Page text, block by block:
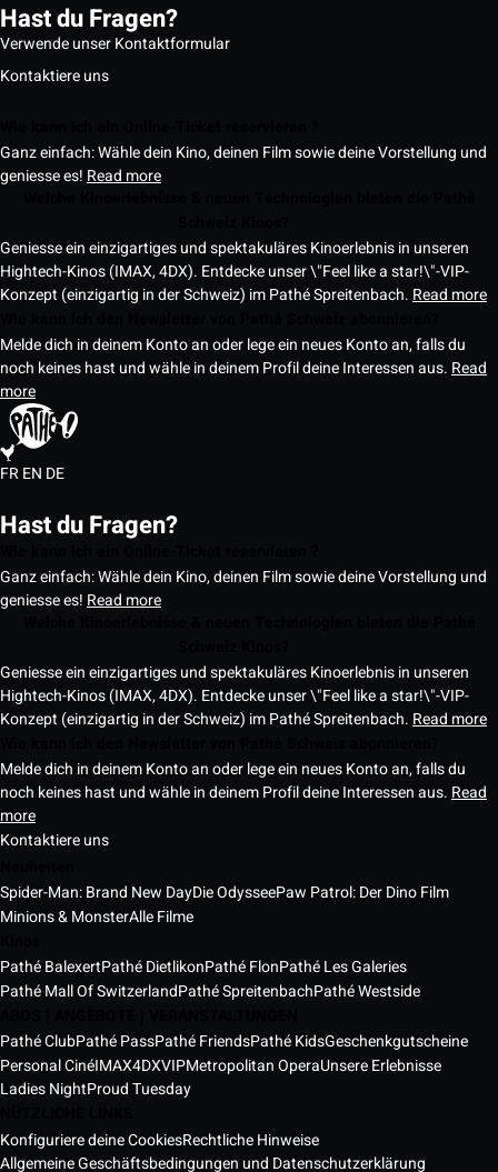
Hast du Fragen?
Verwende unser Kontaktformular
Kontaktiere uns
Ganz einfach: Wähle dein Kino, deinen Film sowie deine Vorstellung und
geniesse es! Read more
Geniesse ein einzigartiges und spektakuläres Kinoerlebnis in unseren
Hightech-Kinos (IMAX, 4DX). Entdecke unser \"Feel like a star!\"-VIP-
Konzept (einzigartig in der Schweiz) im Pathé Spreitenbach. Read more
Melde dich in deinem Konto an oder lege ein neues Konto an, falls du
noch keines hast und wähle in deinem Profil deine Interessen aus. Read
more
FREN DE
Hast du Fragen?
Ganz einfach: Wähle dein Kino, deinen Film sowie deine Vorstellung und
geniesse es! Read more
Geniesse ein einzigartiges und spektakuläres Kinoerlebnis in unseren
Hightech-Kinos (IMAX, 4DX). Entdecke unser \"Feel like a star!\"-VIP-
Konzept (einzigartig in der Schweiz) im Pathé Spreitenbach. Read more
Melde dich in deinem Konto an oder lege ein neues Konto an, falls du
noch keines hast und wähle in deinem Profil deine Interessen aus. Read
more
Kontaktiere uns
Spider-Man: Brand New DayDie OdysseePaw Patrol: Der Dino Film
Minions & MonsterAlle Filme
Pathé BalexertPathé DietlikonPathé FlonPathé Les Galeries
Pathé Mall Of SwitzerlandPathé SpreitenbachPathé Westside
Pathé ClubPathé PassPathé FriendsPathé KidsGeschenkgutscheine
Personal CinéIMAX4DXVIPMetropolitan OperaUnsere Erlebnisse
Ladies NightProud Tuesday
Konfiguriere deine CookiesRechtliche Hinweise
Allgemeine Geschäftsbedingungen und Datenschutzerklärung